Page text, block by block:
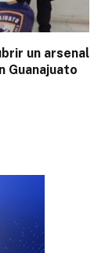
un arsenal
Guanajuato